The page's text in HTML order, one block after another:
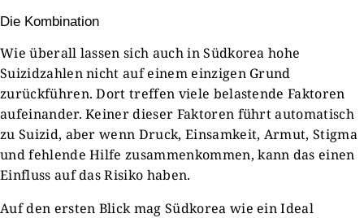
Die Kombination
Wie überall lassen sich auch in Südkorea hohe
Suizidzahlen nicht auf einem einzigen Grund
zurückführen. Dort treffen viele belastende Faktoren
aufeinander. Keiner dieser Faktoren führt automatisch
zu Suizid, aber wenn Druck, Einsamkeit, Armut, Stigma
und fehlende Hilfe zusammenkommen, kann das einen
Einfluss auf das Risiko haben.
Auf den ersten Blick mag Südkorea wie ein Ideal